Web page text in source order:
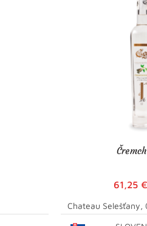
61,25 €
Chateau Selešťany,